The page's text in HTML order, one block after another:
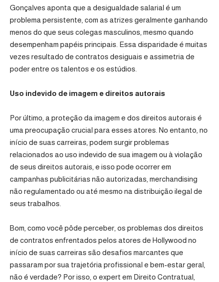
Gonçalves aponta que a desigualdade salarial é um
problema persistente, com as atrizes geralmente ganhando
menos do que seus colegas masculinos, mesmo quando
desempenham papéis principais. Essa disparidade é muitas
vezes resultado de contratos desiguais e assimetria de
poder entre os talentos e os estúdios.
Uso indevido de imagem e direitos autorais
Por último, a proteção da imagem e dos direitos autorais é
uma preocupação crucial para esses atores. No entanto, no
início de suas carreiras, podem surgir problemas
relacionados ao uso indevido de sua imagem ou à violação
de seus direitos autorais, e isso pode ocorrer em
campanhas publicitárias não autorizadas, merchandising
não regulamentado ou até mesmo na distribuição ilegal de
seus trabalhos.
Bom, como você pôde perceber, os problemas dos direitos
de contratos enfrentados pelos atores de Hollywood no
início de suas carreiras são desafios marcantes que
passaram por sua trajetória profissional e bem-estar geral,
não é verdade? Por isso, o expert em Direito Contratual,